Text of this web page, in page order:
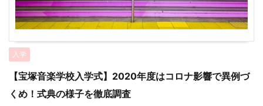
入学
【宝塚音楽学校入学式】2020年度はコロナ影響で異例づ
くめ！式典の様子を徹底調査